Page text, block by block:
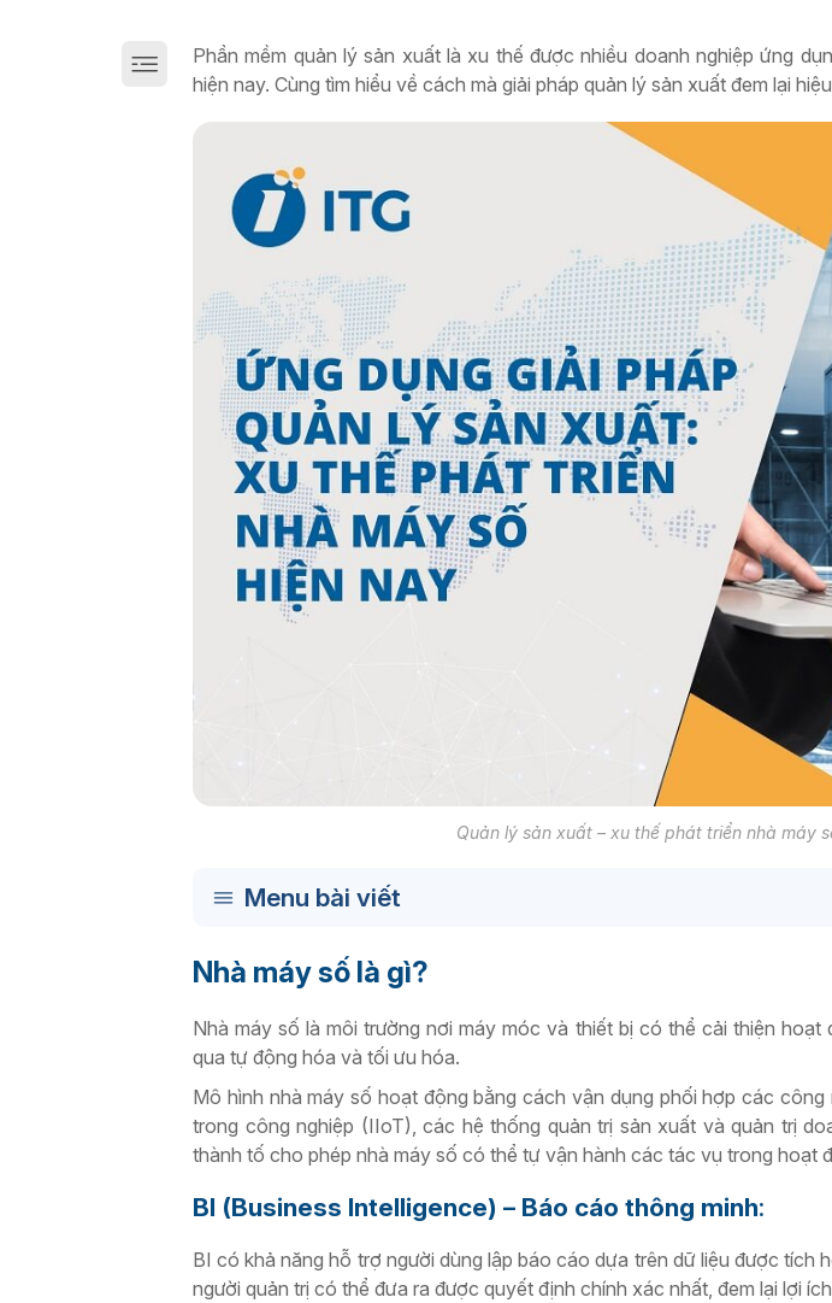
Phần mềm quản lý sản xuất là xu thế được nhiều doanh nghiệp ứng
hiện nay. Cùng tìm hiểu về cách mà giải pháp quản lý sản xuất đem lại
Quản lý sản xuất – xu thế phát triển nhà máy
Menu bài viết
Nhà máy số là gì?
Nhà máy số là môi trường nơi máy móc và thiết bị có thể cải thiện
qua tự động hóa và tối ưu hóa.
Mô hình nhà máy số hoạt động bằng cách vận dụng phối hợp các
trong công nghiệp (IIoT), các hệ thống quản trị sản xuất và quản trị
thành tố cho phép nhà máy số có thể tự vận hành các tác vụ trong hoạt
BI (Business Intelligence) – Báo cáo thông minh:
BI có khả năng hỗ trợ người dùng lập báo cáo dựa trên dữ liệu được tích
người quản trị có thể đưa ra được quyết định chính xác nhất, đem lại lợi